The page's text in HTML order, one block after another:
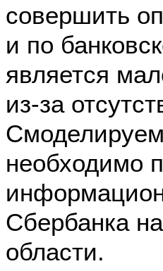
совершить
и по
является
из-за
необходимо
Сбербанка
области.